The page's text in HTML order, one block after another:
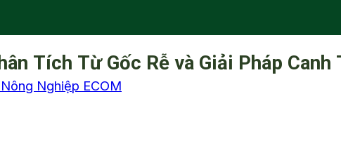
Tích Từ Gốc Rễ và Giải Pháp Canh
Nghiệp ECOM